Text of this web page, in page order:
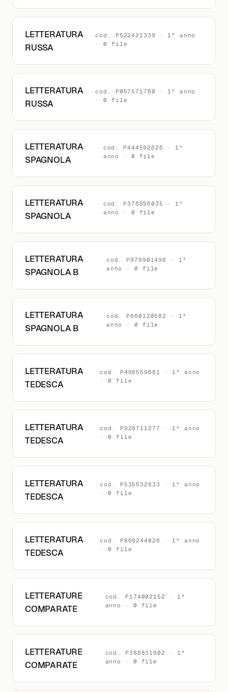
LETTERATURA
RUSSA
cod. P522421339 · 1° anno
· 0 file
LETTERATURA
RUSSA
cod. P057571760 · 1° anno
· 0 file
LETTERATURA
SPAGNOLA
cod. P444592626 · 1°
anno · 0 file
LETTERATURA
SPAGNOLA
cod. P376596035 · 1°
anno · 0 file
LETTERATURA
SPAGNOLA B
cod. P979901498 · 1°
anno · 0 file
LETTERATURA
SPAGNOLA B
cod. P660120582 · 1°
anno · 0 file
LETTERATURA
TEDESCA
cod. P498559661 · 1° anno
· 0 file
LETTERATURA
TEDESCA
cod. P928711277 · 1° anno
· 0 file
LETTERATURA
TEDESCA
cod. P535532833 · 1° anno
· 0 file
LETTERATURA
TEDESCA
cod. P869244026 · 1° anno
· 0 file
LETTERATURE
COMPARATE
cod. P174002152 · 1°
anno · 0 file
LETTERATURE
COMPARATE
cod. P388831902 · 1°
anno · 0 file